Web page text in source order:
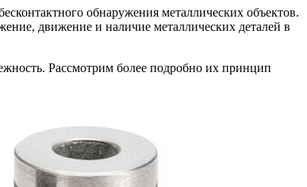
обнаружения металлических объектов.
движение и наличие металлических деталей в
Рассмотрим более подробно их принцип